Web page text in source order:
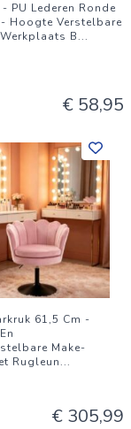
PU Lederen Ronde
Hoogte Verstelbare
B...
€ 58,95
61,5 Cm -
Make-
Rugleun...
€ 305,99